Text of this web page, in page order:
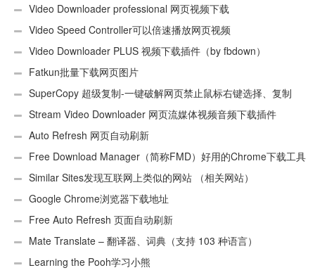
用Android）
Video Downloader professional 网页视频下载
Video Speed Controller可以倍速播放网页视频
Video Downloader PLUS 视频下载插件（by fbdown）
Fatkun批量下载网页图片
SuperCopy 超级复制-一键破解网页禁止鼠标右键选择、复制
Stream Video Downloader 网页流媒体视频音频下载插件
Auto Refresh 网页自动刷新
Free Download Manager（简称FMD）好用的Chrome下载工具
插件Similar Sites发现互联网上类似的网站 （相关网站）
Google Chrome浏览器下载地址
Free Auto Refresh 页面自动刷新
Mate Translate – 翻译器、词典（支持 103 种语言）
Learning the Pooh学习小熊